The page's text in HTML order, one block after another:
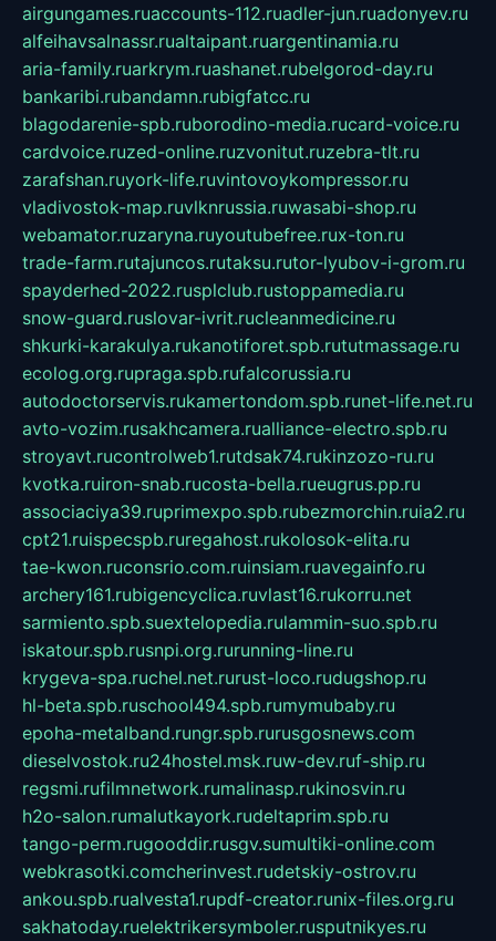
airgungames.ruaccounts-112.ruadler-jun.ruadonyev.ru
alfeihavsalnassr.rualtaipant.ruargentinamia.ru
aria-family.ruarkrym.ruashanet.rubelgorod-day.ru
bankaribi.rubandamn.rubigfatcc.ru
blagodarenie-spb.ruborodino-media.rucard-voice.ru
cardvoice.ruzed-online.ruzvonitut.ruzebra-tlt.ru
zarafshan.ruyork-life.ruvintovoykompressor.ru
vladivostok-map.ruvlknrussia.ruwasabi-shop.ru
webamator.ruzaryna.ruyoutubefree.rux-ton.ru
trade-farm.rutajuncos.rutaksu.rutor-lyubov-i-grom.ru
spayderhed-2022.rusplclub.rustoppamedia.ru
snow-guard.ruslovar-ivrit.rucleanmedicine.ru
shkurki-karakulya.rukanotiforet.spb.rututmassage.ru
ecolog.org.rupraga.spb.rufalcorussia.ru
autodoctorservis.rukamertondom.spb.runet-life.net.ru
avto-vozim.rusakhcamera.rualliance-electro.spb.ru
stroyavt.rucontrolweb1.rutdsak74.rukinzozo-ru.ru
kvotka.ruiron-snab.rucosta-bella.rueugrus.pp.ru
associaciya39.ruprimexpo.spb.rubezmorchin.ruia2.ru
cpt21.ruispecspb.ruregahost.rukolosok-elita.ru
tae-kwon.ruconsrio.com.ruinsiam.ruavegainfo.ru
archery161.rubigencyclica.ruvlast16.rukorru.net
sarmiento.spb.suextelopedia.rulammin-suo.spb.ru
iskatour.spb.rusnpi.org.rurunning-line.ru
krygeva-spa.ruchel.net.rurust-loco.rudugshop.ru
hl-beta.spb.ruschool494.spb.rumymubaby.ru
epoha-metalband.rungr.spb.rurusgosnews.com
dieselvostok.ru24hostel.msk.ruw-dev.ruf-ship.ru
regsmi.rufilmnetwork.rumalinasp.rukinosvin.ru
h2o-salon.rumalutkayork.rudeltaprim.spb.ru
tango-perm.rugooddir.rusgv.sumultiki-online.com
webkrasotki.comcherinvest.rudetskiy-ostrov.ru
ankou.spb.rualvesta1.rupdf-creator.runix-files.org.ru
sakhatoday.ruelektrikersymboler.rusputnikyes.ru